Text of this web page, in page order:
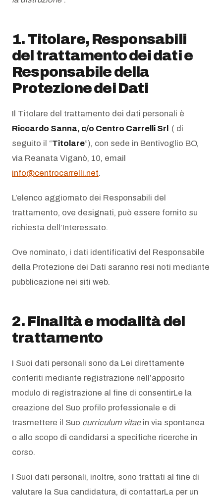
1. Titolare, Responsabili
del trattamento dei dati e
Responsabile della
Protezione dei Dati
Il Titolare del trattamento dei dati personali è
Riccardo Sanna, c/o Centro Carrelli Srl ( di
seguito il “Titolare”), con sede in Bentivoglio BO,
via Reanata Viganò, 10, email
info@centrocarrelli.net.
L’elenco aggiornato dei Responsabili del
trattamento, ove designati, può essere fornito su
richiesta dell’Interessato.
Ove nominato, i dati identificativi del Responsabile
della Protezione dei Dati saranno resi noti mediante
pubblicazione nei siti web.
2. Finalità e modalità del
trattamento
I Suoi dati personali sono da Lei direttamente
conferiti mediante registrazione nell’apposito
modulo di registrazione al fine di consentirLe la
creazione del Suo profilo professionale e di
trasmettere il Suo curriculum vitaein via spontanea
o allo scopo di candidarsi a specifiche ricerche in
corso.
I Suoi dati personali, inoltre, sono trattati al fine di
valutare la Sua candidatura, di contattarLa per un